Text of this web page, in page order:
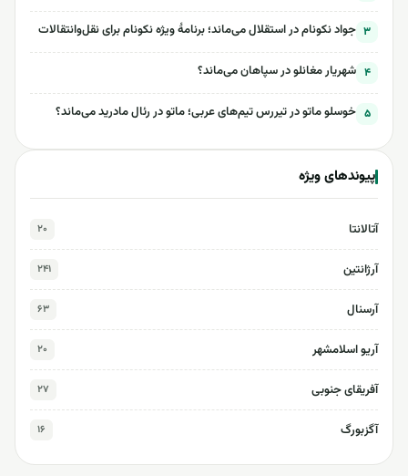
۳ جواد نکونام در استقلال می‌ماند؛ برنامۀ ویژه نکونام برای نقل‌وانتقالات
۴ شهریار مغانلو در سپاهان می‌ماند؟
۵ خوسلو ماتو در تیررس تیم‌های عربی؛ ماتو در رئال مادرید می‌ماند؟
پیوندهای ویژه
آتالانتا ۲۰
آرژانتین ۲۴۱
آرسنال ۶۳
آریو اسلامشهر ۲۰
آفریقای جنوبی ۲۷
آگزبورگ ۱۶